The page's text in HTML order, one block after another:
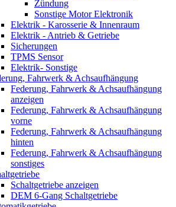
Zündung
Sonstige Motor Elektronik
Elektrik - Karosserie & Innenraum
Elektrik - Antrieb & Getriebe
Sicherungen
TPMS Sensor
Elektrik- Sonstige
Fahrwerk & Achsaufhängung
Federung, Fahrwerk & Achsaufhängung
anzeigen
Federung, Fahrwerk & Achsaufhängung
vorne
Federung, Fahrwerk & Achsaufhängung
hinten
Federung, Fahrwerk & Achsaufhängung
sonstiges
Schaltgetriebe anzeigen
DEM 6-Gang Schaltgetriebe